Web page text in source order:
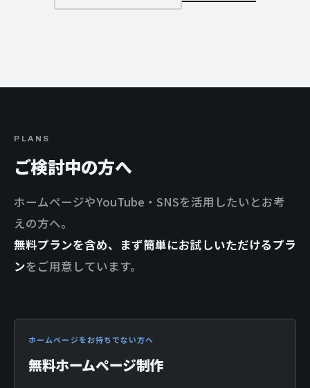
PLANS
ご検討中の方へ
ホームページやYouTube・SNSを活用したいとお考
えの方へ。
無料プランを含め、まず簡単にお試しいただけるプラ
ンをご用意しています。
ホームページをお持ちでない方へ
無料ホームページ制作